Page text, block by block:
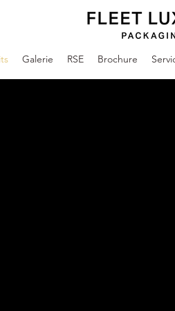
Galerie RSE Brochure